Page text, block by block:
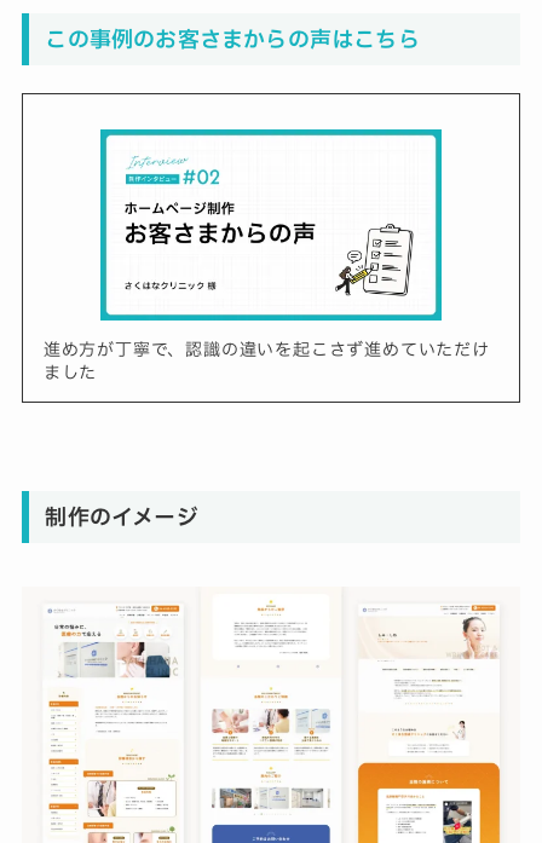
この事例のお客さまからの声はこちら
進め方が丁寧で、認識の違いを起こさず進めていただけ
ました
制作のイメージ